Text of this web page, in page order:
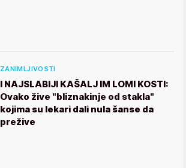
ZANIMLJIVOSTI
I NAJSLABIJI KAŠALJ IM LOMI KOSTI:
Ovako žive "bliznakinje od stakla"
kojima su lekari dali nula šanse da
prežive